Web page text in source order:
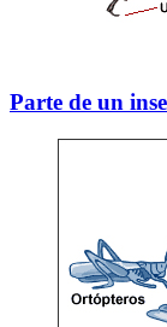
Parte de un